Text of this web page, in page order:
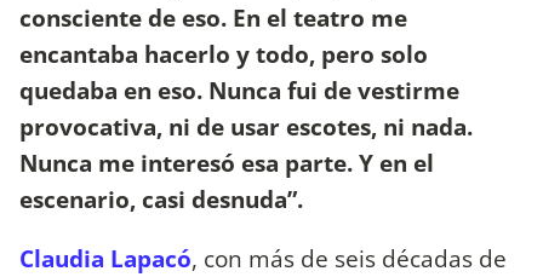
consciente de eso. En el teatro me
encantaba hacerlo y todo, pero solo
quedaba en eso. Nunca fui de vestirme
provocativa, ni de usar escotes, ni nada.
Nunca me interesó esa parte. Y en el
escenario, casi desnuda”.
Claudia Lapacó, con más de seis décadas de